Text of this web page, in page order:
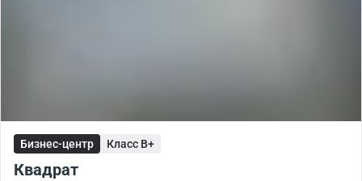
Бизнес-центр Класс B+
Квадрат